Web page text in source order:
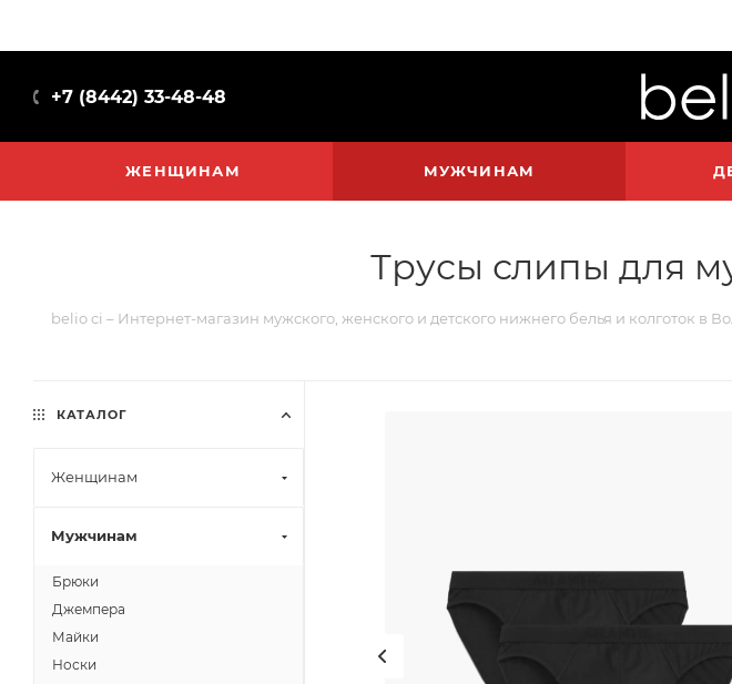
+7 (8442) 33-48-48
ЖЕНЩИНАМ МУЖЧИНАМ
Трусы слипы для
belio ci – Интернет-магазин мужского, женского и детского нижнего белья и колготок в
КАТАЛОГ
Женщинам
Мужчинам
Брюки
Джемпера
Майки
Носки